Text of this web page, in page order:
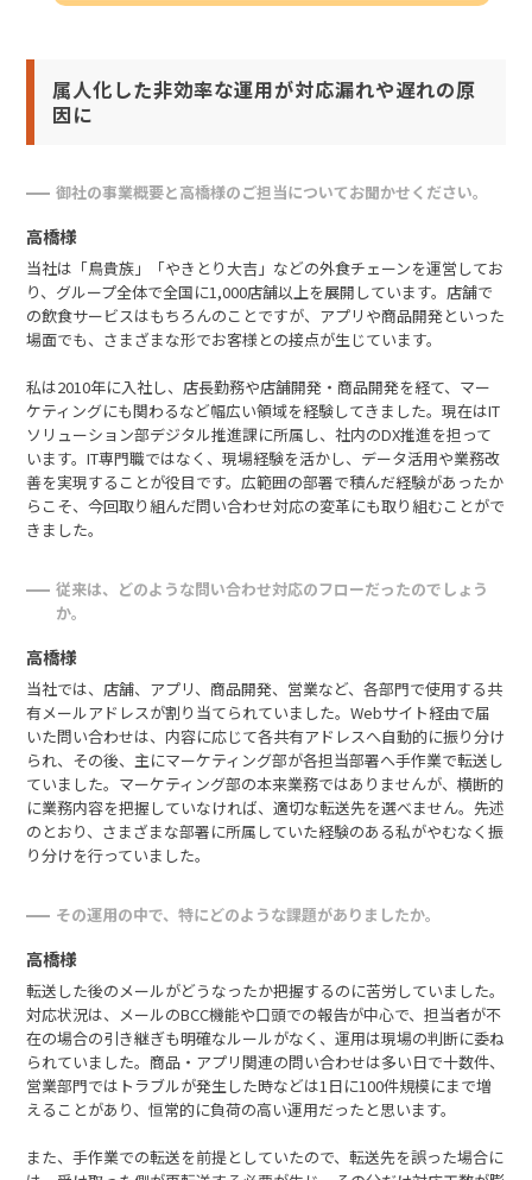
属人化した非効率な運用が対応漏れや遅れの原
因に
御社の事業概要と高橋様のご担当についてお聞かせください。
高橋様
当社は「鳥貴族」「やきとり大吉」などの外食チェーンを運営してお
り、グループ全体で全国に1,000店舗以上を展開しています。店舗で
の飲食サービスはもちろんのことですが、アプリや商品開発といった
場面でも、さまざまな形でお客様との接点が生じています。
私は2010年に入社し、店長勤務や店舗開発・商品開発を経て、マー
ケティングにも関わるなど幅広い領域を経験してきました。現在はIT
ソリューション部デジタル推進課に所属し、社内のDX推進を担って
います。IT専門職ではなく、現場経験を活かし、データ活用や業務改
善を実現することが役目です。広範囲の部署で積んだ経験があったか
らこそ、今回取り組んだ問い合わせ対応の変革にも取り組むことがで
きました。
従来は、どのような問い合わせ対応のフローだったのでしょう
か。
高橋様
当社では、店舗、アプリ、商品開発、営業など、各部門で使用する共
有メールアドレスが割り当てられていました。Webサイト経由で届
いた問い合わせは、内容に応じて各共有アドレスへ自動的に振り分け
られ、その後、主にマーケティング部が各担当部署へ手作業で転送し
ていました。マーケティング部の本来業務ではありませんが、横断的
に業務内容を把握していなければ、適切な転送先を選べません。先述
のとおり、さまざまな部署に所属していた経験のある私がやむなく振
り分けを行っていました。
その運用の中で、特にどのような課題がありましたか。
高橋様
転送した後のメールがどうなったか把握するのに苦労していました。
対応状況は、メールのBCC機能や口頭での報告が中心で、担当者が不
在の場合の引き継ぎも明確なルールがなく、運用は現場の判断に委ね
られていました。商品・アプリ関連の問い合わせは多い日で十数件、
営業部門ではトラブルが発生した時などは1日に100件規模にまで増
えることがあり、恒常的に負荷の高い運用だったと思います。
また、手作業での転送を前提としていたので、転送先を誤った場合に